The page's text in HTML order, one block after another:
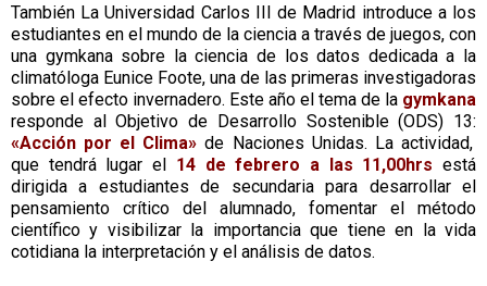
También La Universidad Carlos III de Madrid introduce a los
estudiantes en el mundo de la ciencia a través de juegos, con
una gymkana sobre la ciencia de los datos dedicada a la
climatóloga Eunice Foote, una de las primeras investigadoras
sobre el efecto invernadero. Este año el tema de la gymkana
responde al Objetivo de Desarrollo Sostenible (ODS) 13:
«Acción por el Clima»de Naciones Unidas. La actividad,
que tendrá lugar el 14 de febrero a las 11,00hrs está
dirigida a estudiantes de secundaria para desarrollar el
pensamiento crítico del alumnado, fomentar el método
científico y visibilizar la importancia que tiene en la vida
cotidiana la interpretación y el análisis de datos.